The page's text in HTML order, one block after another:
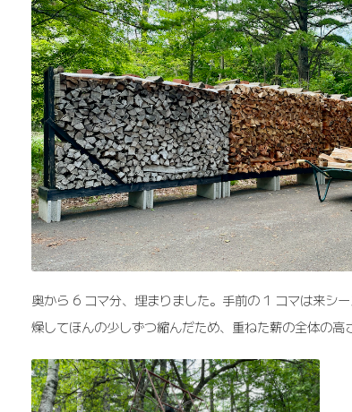
奥から 6 コマ分、埋まりました。手前の 1 コマは来シ
燥してほんの少しずつ縮んだため、重ねた薪の全体の高